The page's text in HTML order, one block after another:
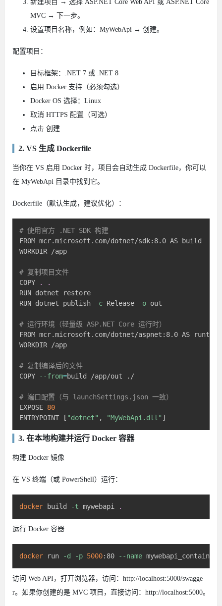
新建项目 → 选择 ASP.NET Core Web API 或 ASP.NET Core
MVC → 下一步。
设置项目名称，例如：MyWebApi → 创建。
配置项目：
目标框架：.NET 7 或 .NET 8
启用 Docker 支持（必须勾选）
Docker OS 选择：Linux
取消 HTTPS 配置（可选）
点击 创建
2. VS 生成 Dockerfile
当你在 VS 启用 Docker 时，项目会自动生成 Dockerfile，你可以
在 MyWebApi 目录中找到它。
Dockerfile（默认生成，建议优化）：
# 使用官方 .NET SDK 构建
FROM mcr.microsoft.com/dotnet/sdk:8.0 AS build
WORKDIR /app
# 复制项目文件
COPY
.
.
RUN dotnet restore
RUN dotnet publish
-c Release -o out
# 运行环境（轻量级 ASP.NET Core 运行时）
FROM mcr.microsoft.com/dotnet/aspnet:8.0 AS runtime
WORKDIR /app
# 复制编译后的文件
COPY
--from=build /app/out ./
# 端口配置（与 launchSettings.json 一致）
EXPOSE 80
ENTRYPOINT
[ "dotnet" , "MyWebApi.dll" ]
3. 在本地构建并运行 Docker 容器
构建 Docker 镜像
在 VS 终端（或 PowerShell）运行：
docker build -t mywebapi .
运行 Docker 容器
docker run -d -p 5000:80 --name
访问 Web API，打开浏览器，访问：http://localhost:5000/swagge
r。如果你创建的是 MVC 项目，直接访问：http://localhost:5000。